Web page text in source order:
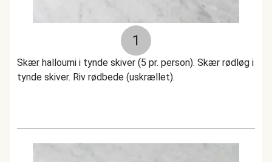
1
Skær halloumi i tynde skiver (5 pr. person). Skær rødløg i
tynde skiver. Riv rødbede (uskrællet).